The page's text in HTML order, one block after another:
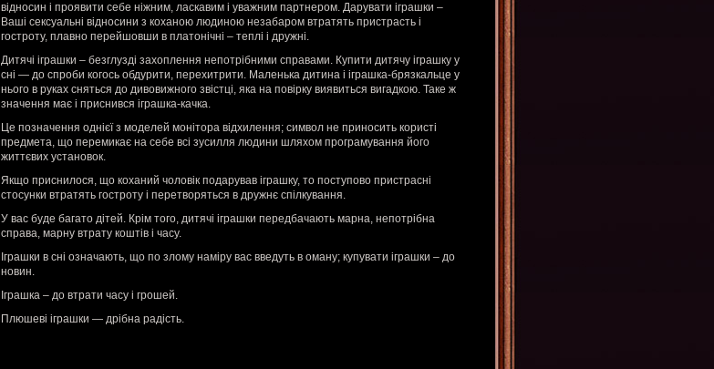
відносин і проявити себе ніжним, ласкавим і уважним партнером. Дарувати іграшки –
Ваші сексуальні відносини з коханою людиною незабаром втратять пристрасть і
гостроту, плавно перейшовши в платонічні – теплі і дружні.
Дитячі іграшки – безглузді захоплення непотрібними справами. Купити дитячу іграшку у
сні — до спроби когось обдурити, перехитрити. Маленька дитина і іграшка-брязкальце у
нього в руках сняться до дивовижного звістці, яка на повірку виявиться вигадкою. Таке ж
значення має і приснився іграшка-качка.
Це позначення однієї з моделей монітора відхилення; символ не приносить користі
предмета, що перемикає на себе всі зусилля людини шляхом програмування його
життєвих установок.
Якщо приснилося, що коханий чоловік подарував іграшку, то поступово пристрасні
стосунки втратять гостроту і перетворяться в дружнє спілкування.
У вас буде багато дітей. Крім того, дитячі іграшки передбачають марна, непотрібна
справа, марну втрату коштів і часу.
Іграшки в сні означають, що по злому наміру вас введуть в оману; купувати іграшки – до
новин.
Іграшка – до втрати часу і грошей.
Плюшеві іграшки — дрібна радість.